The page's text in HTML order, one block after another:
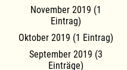
November 2019 (1
Eintrag)
Oktober 2019 (1 Eintrag)
September 2019 (3
Einträge)